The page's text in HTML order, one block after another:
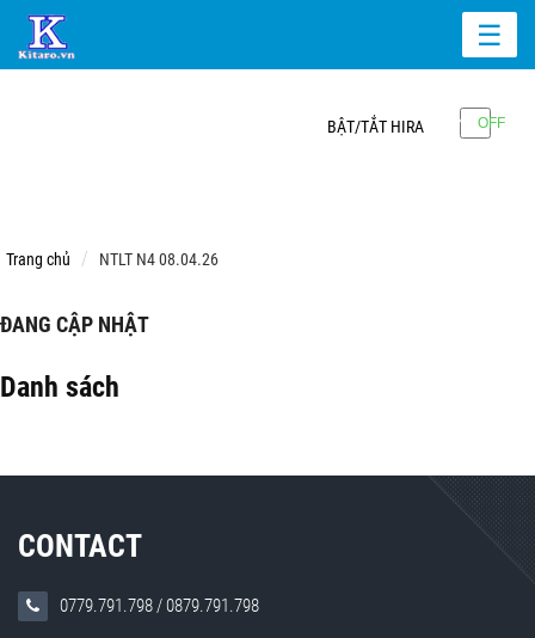
☰
BẬT/TẮT HIRA
Trang chủ NTLT N4 08.04.26
ĐANG CẬP NHẬT
Danh sách
CONTACT
0779.791.798/0879.791.798